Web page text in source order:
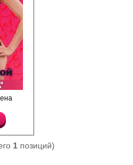
1позиций)